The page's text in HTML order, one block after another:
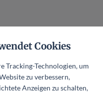
Cookies
Tracking-Technologien, um
zu verbessern,
Anzeigen zu schalten,